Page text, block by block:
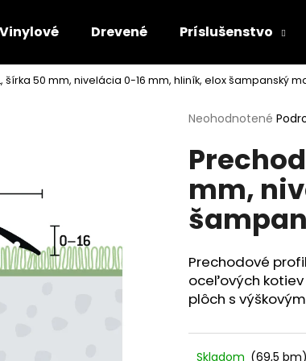
Vinylové Drevené Príslušenstvo
šírka 50 mm, nivelácia 0-16 mm, hliník, elox šampanský
Priemerné
produktu
je
5
hviezdičiek.
Neohodnotené
mm,
Prechodové
oceľových
plôch s
Skladom (69,5 bm)
Čo potrebujete nájsť?
HĽADAŤ
Odporúčame